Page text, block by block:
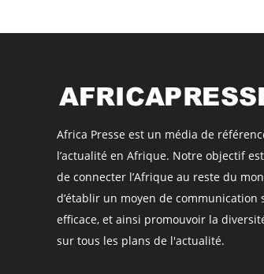
Africa Presse est un média de
l’actualité en Afrique. Notre objectif
de connecter l’Afrique au reste du
d’établir un moyen de communication
efficace, et ainsi promouvoir la
sur tous les plans de l'actualité.